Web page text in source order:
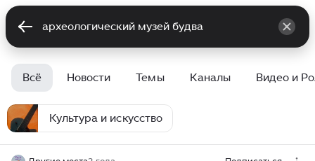
Всё Новости Темы Каналы Видео и
Культура и искусство